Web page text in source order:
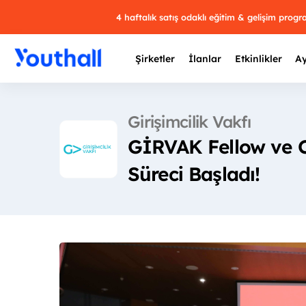
4 haftalık satış odaklı eğitim & gelişim
Şirketler İlanlar Etkinlikler
Girişimcilik Vakfı
GİRVAK Fellow ve
Süreci Başladı!